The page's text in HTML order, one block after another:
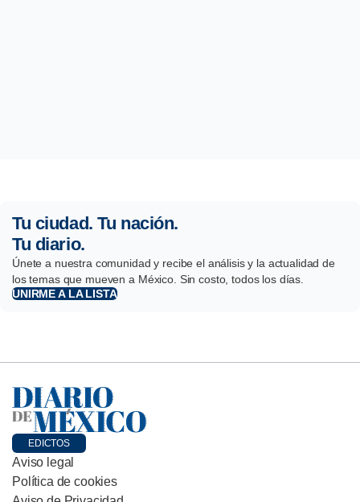
Tu ciudad. Tu nación.
Tu diario.
Únete a nuestra comunidad y recibe el análisis y la actualidad de
los temas que mueven a México. Sin costo, todos los días.
UNIRME A LA LISTA
EDICTOS
Aviso legal
Política de cookies